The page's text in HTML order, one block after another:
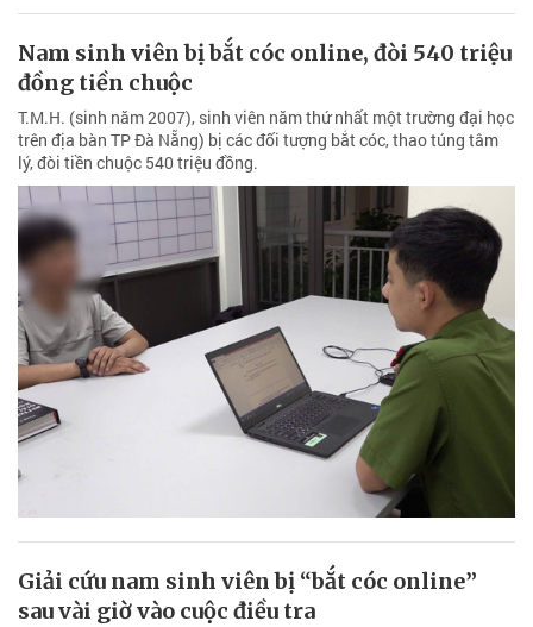
Nam sinh viên bị bắt cóc online, đòi 540 triệu
đồng tiền chuộc
T.M.H. (sinh năm 2007), sinh viên năm thứ nhất một trường đại học
trên địa bàn TP Đà Nẵng) bị các đối tượng bắt cóc, thao túng tâm
lý, đòi tiền chuộc 540 triệu đồng.
Giải cứu nam sinh viên bị “bắt cóc online”
sau vài giờ vào cuộc điều tra